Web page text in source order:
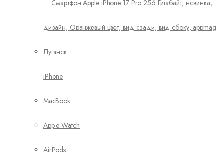
iPhone
MacBook
Apple Watch
AirPods